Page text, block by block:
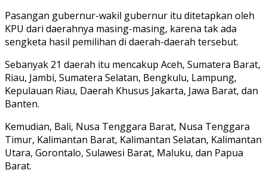
Pasangan gubernur-wakil gubernur itu ditetapkan oleh
KPU dari daerahnya masing-masing, karena tak ada
sengketa hasil pemilihan di daerah-daerah tersebut.
Sebanyak 21 daerah itu mencakup Aceh, Sumatera Barat,
Riau, Jambi, Sumatera Selatan, Bengkulu, Lampung,
Kepulauan Riau, Daerah Khusus Jakarta, Jawa Barat, dan
Banten.
Kemudian, Bali, Nusa Tenggara Barat, Nusa Tenggara
Timur, Kalimantan Barat, Kalimantan Selatan, Kalimantan
Utara, Gorontalo, Sulawesi Barat, Maluku, dan Papua
Barat.